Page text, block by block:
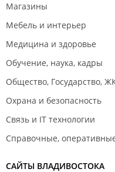
Магазины
Мебель и интерьер
Медицина и здоровье
Обучение, наука, кадры
Общество, Государство,
Охрана и безопасность
Связь и IT технологии
Справочные,
САЙТЫ ВЛАДИВОСТОКА